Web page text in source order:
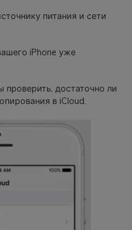
питания и сети
iPhone уже
достаточно ли
в iCloud.